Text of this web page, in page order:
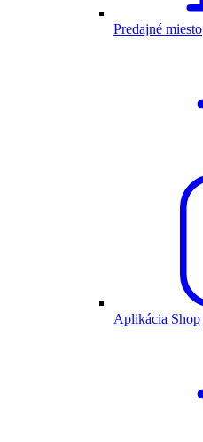
Predajné miesto
Aplikácia Shop